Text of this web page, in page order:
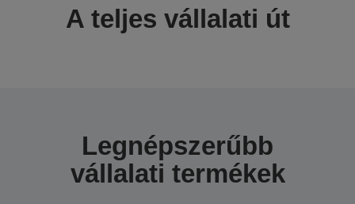
A teljes vállalati út
Legnépszerűbb
vállalati termékek